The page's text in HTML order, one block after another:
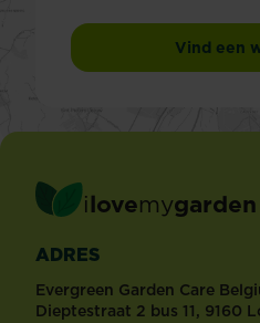
Vind een
ilovemygarden
ADRES
Evergreen Garden Care
Dieptestraat 2 bus 11, 9160